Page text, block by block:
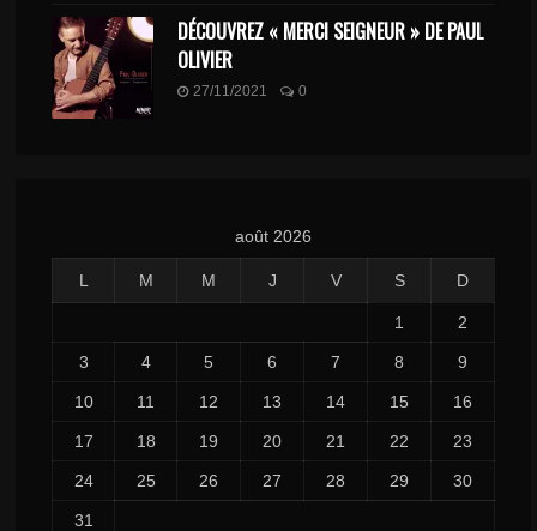
DÉCOUVREZ « MERCI SEIGNEUR » DE PAUL
OLIVIER
27/11/2021 0
août 2026
L M M J V S D
1 2
3 4 5 6 7 8 9
10 11 12 13 14 15 16
17 18 19 20 21 22 23
24 25 26 27 28 29 30
31